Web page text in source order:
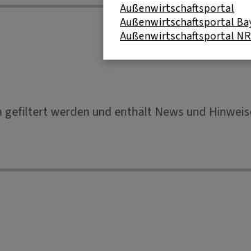
gefiltert werden und enthält News und
Außenwirtschaftsportal
Außenwirtschaftsportal
Außenwirtschaftsportal